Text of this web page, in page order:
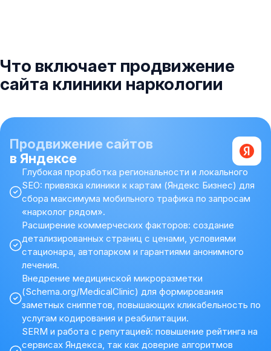
Что включает продвижение
сайта клиники наркологии
Продвижение сайтов
в Яндексе
Глубокая проработка региональности и локального
SEO: привязка клиники к картам (Яндекс Бизнес) для
сбора максимума мобильного трафика по запросам
«нарколог рядом».
Расширение коммерческих факторов: создание
детализированных страниц с ценами, условиями
стационара, автопарком и гарантиями анонимного
лечения.
Внедрение медицинской микроразметки
(Schema.org/MedicalClinic) для формирования
заметных сниппетов, повышающих кликабельность по
услугам кодирования и реабилитации.
SERM и работа с репутацией: повышение рейтинга на
сервисах Яндекса, так как доверие алгоритмов